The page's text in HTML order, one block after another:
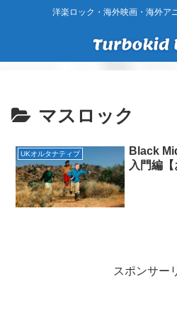
洋楽ロック・海外映画・海外ア
マスロック
UKオルタナティブ
Black
入門編【
スポンサー